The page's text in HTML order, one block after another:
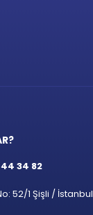
34 82
52/1 Şişli / İstanbul